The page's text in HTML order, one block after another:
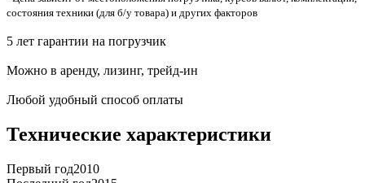
состояния техники (для б/у товара) и других факторов
5 лет гарантии на погрузчик
Можно в аренду, лизинг, трейд-ин
Любой удобный способ оплаты
Технические характеристики
Первый год2010